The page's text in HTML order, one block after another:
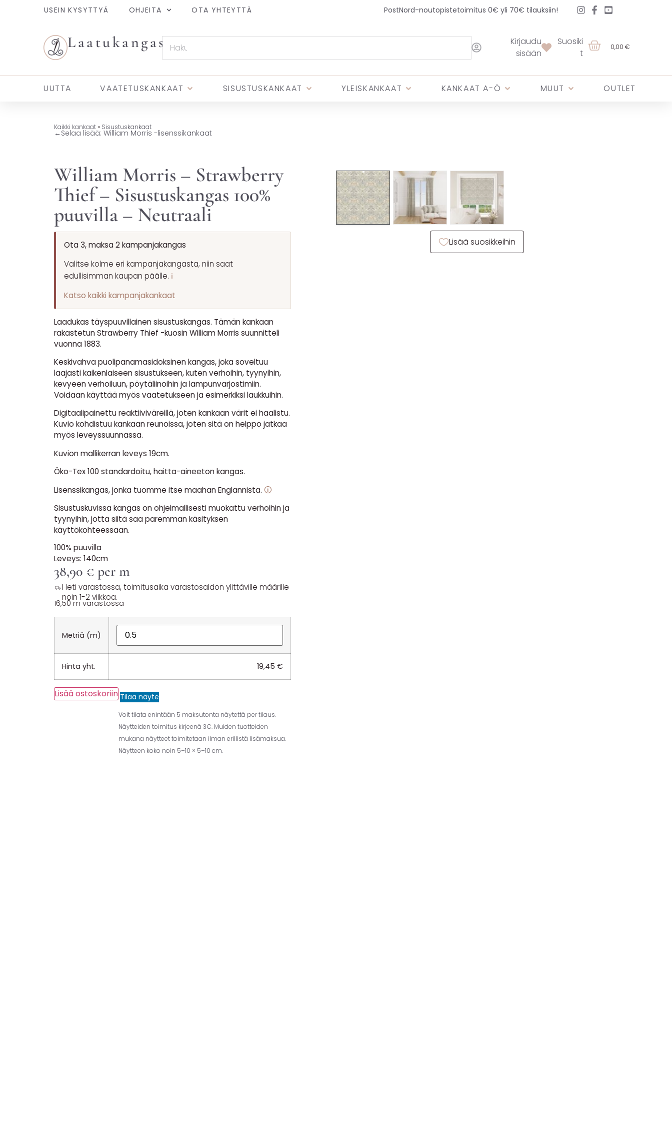
USEIN KYSYTTYÄ OHJEITA OTA YHTEYTTÄ PostNord-noutopistetoimitus 0€ yli 70€ tilauksiin!
Laatukangas
Kirjaudu
sisään
Suosiki
t
0,00 €
UUTTA VAATETUSKANKAAT SISUSTUSKANKAAT YLEISKANKAAT KANKAAT A-Ö MUUT OUTLET
Kaikki kankaat» Sisustuskankaat
←Selaa lisää: William Morris -lisenssikankaat
William Morris – Strawberry
Thief – Sisustuskangas 100%
puuvilla – Neutraali
Ota 3, maksa 2 kampanjakangas
Valitse kolme eri kampanjakangasta, niin saat
edullisimman kaupan päälle. ℹ️
Katso kaikki kampanjakankaat
Laadukas täyspuuvillainen sisustuskangas. Tämän kankaan
rakastetun Strawberry Thief -kuosin William Morris suunnitteli
vuonna 1883.
Keskivahva puolipanamasidoksinen kangas, joka soveltuu
laajasti kaikenlaiseen sisustukseen, kuten verhoihin, tyynyihin,
kevyeen verhoiluun, pöytäliinoihin ja lampunvarjostimiin.
Voidaan käyttää myös vaatetukseen ja esimerkiksi laukkuihin.
Digitaalipainettu reaktiiviväreillä, joten kankaan värit ei haalistu.
Kuvio kohdistuu kankaan reunoissa, joten sitä on helppo jatkaa
myös leveyssuunnassa.
Kuvion mallikerran leveys 19cm.
Öko-Tex 100 standardoitu, haitta-aineeton kangas.
Lisenssikangas, jonka tuomme itse maahan Englannista. 🛈
Sisustuskuvissa kangas on ohjelmallisesti muokattu verhoihin ja
tyynyihin, jotta siitä saa paremman käsityksen
käyttökohteessaan.
100% puuvilla
Leveys: 140cm
38,90 € per m
Heti varastossa, toimitusaika varastosaldon ylittäville määrille
noin 1-2 viikkoa.
16,50 m varastossa
Metriä (m)
Hinta yht. 19,45 €
Lisää ostoskoriin Tilaa näyte
Voit tilata enintään 5 maksutonta näytettä per tilaus.
Näytteiden toimitus kirjeenä 3€. Muiden tuotteiden
mukana näytteet toimitetaan ilman erillistä lisämaksua.
Näytteen koko noin 5–10 × 5–10 cm.
Lisää suosikkeihin